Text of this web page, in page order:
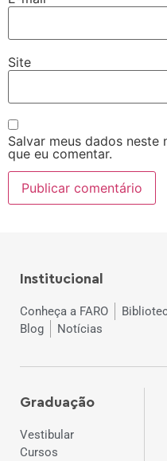
Site
Salvar meus dados
que eu comentar.
Institucional
Conheça a FARO
Blog
Notícias
Graduação
Vestibular
Cursos